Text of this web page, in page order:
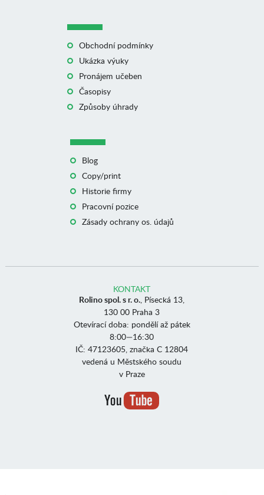
Obchodní podmínky
Ukázka výuky
Pronájem učeben
Časopisy
Způsoby úhrady
Blog
Copy/print
Historie firmy
Pracovní pozice
Zásady ochrany os. údajů
KONTAKT
Rolino spol. s r. o., Písecká 13,
130 00 Praha 3
Otevírací doba: pondělí až pátek
8:00—16:30
IČ: 47123605, značka C 12804
vedená u Městského soudu
v Praze